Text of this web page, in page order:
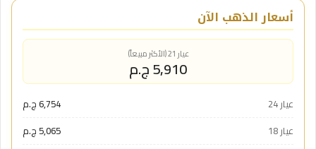
أسعار الذهب الآن
عيار 21 (الأكثر مبيعاً)
5,910 ج.م
عيار 24
6,754 ج.م
عيار 18
5,065 ج.م